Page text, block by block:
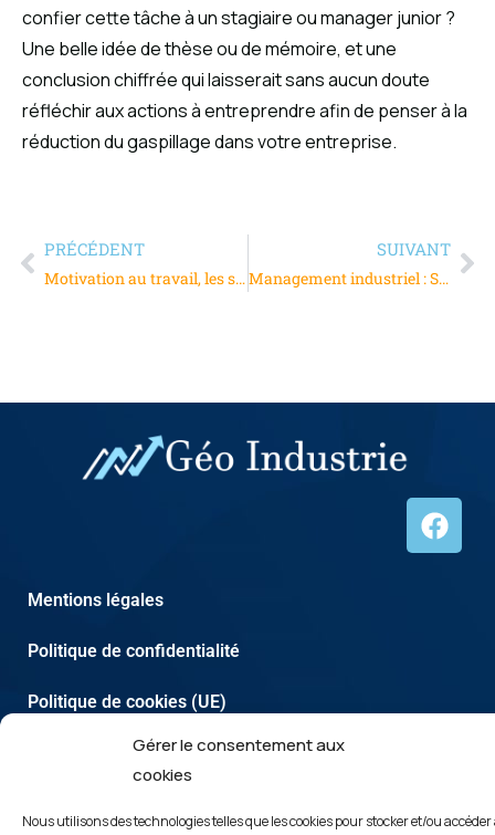
Gérer le consentement aux
cookies
Nous utilisons des technologies telles que les cookies pour stocker et/ou
confier cette tâche à un stagiaire ou manager junior ?
Une belle idée de thèse ou de mémoire, et une
conclusion chiffrée qui laisserait sans aucun doute
réfléchir aux actions à entreprendre afin de penser à la
réduction du gaspillage dans votre entreprise.
PRÉCÉDENT
Motivation au travail, les solutions à mettre en œuvre
SUIVANT
Management industriel : S’adapter aux changements
Mentions légales
Politique de confidentialité
Politique de cookies (UE)
Copyright © 2026 | créé paridentite-web.com